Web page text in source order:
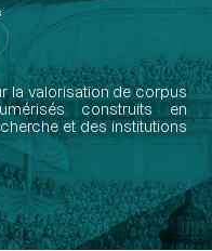
la valorisation de corpus
construits en
et des institutions